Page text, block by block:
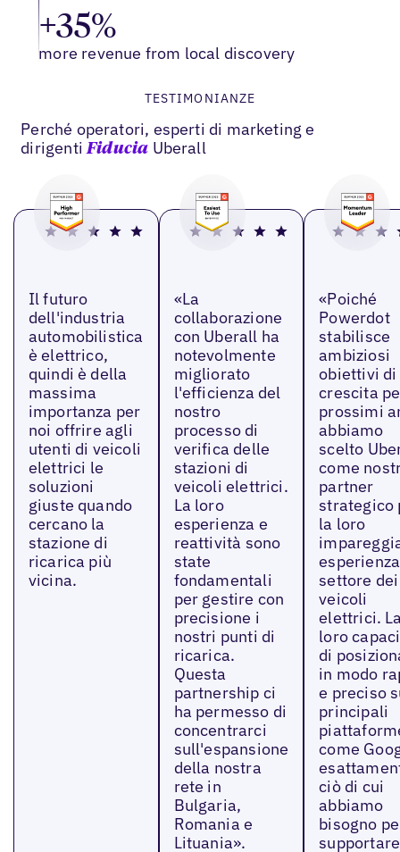
+35%
more revenue from local discovery
TESTIMONIANZE
Perché operatori, esperti di marketing e
dirigentiFiducia Uberall
Il futuro
dell'industria
automobilistica
è elettrico,
quindi è della
massima
importanza per
noi offrire agli
utenti di veicoli
elettrici le
soluzioni
giuste quando
cercano la
stazione di
ricarica più
vicina.
«La
collaborazione
con Uberall ha
notevolmente
migliorato
l'efficienza del
nostro
processo di
verifica delle
stazioni di
veicoli elettrici.
La loro
esperienza e
reattività sono
state
fondamentali
per gestire con
precisione i
nostri punti di
ricarica.
Questa
partnership ci
ha permesso di
concentrarci
sull'espansione
della nostra
rete in
Bulgaria,
Romania e
Lituania».
«Poiché
Powerdot
stabilisce
ambiziosi
obiettivi di
crescita
prossimi
abbiamo
scelto
come
partner
strategico
la loro
settore dei
veicoli
elettrici.
loro
di
in modo
e preciso
principali
come
ciò di cui
abbiamo
bisogno